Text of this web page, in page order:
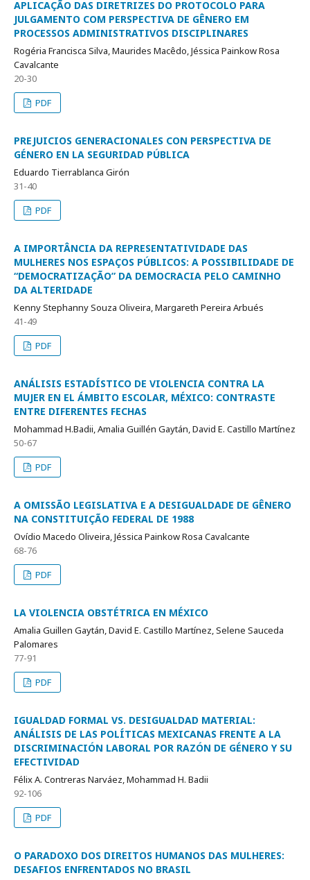
APLICAÇÃO DAS DIRETRIZES DO PROTOCOLO PARA
JULGAMENTO COM PERSPECTIVA DE GÊNERO EM
PROCESSOS ADMINISTRATIVOS DISCIPLINARES
Rogéria Francisca Silva, Maurides Macêdo, Jéssica Painkow Rosa
Cavalcante
20-30
PDF
PREJUICIOS GENERACIONALES CON PERSPECTIVA DE
GÉNERO EN LA SEGURIDAD PÚBLICA
Eduardo Tierrablanca Girón
31-40
PDF
A IMPORTÂNCIA DA REPRESENTATIVIDADE DAS
MULHERES NOS ESPAÇOS PÚBLICOS: A POSSIBILIDADE DE
“DEMOCRATIZAÇÃO” DA DEMOCRACIA PELO CAMINHO
DA ALTERIDADE
Kenny Stephanny Souza Oliveira, Margareth Pereira Arbués
41-49
PDF
ANÁLISIS ESTADÍSTICO DE VIOLENCIA CONTRA LA
MUJER EN EL ÁMBITO ESCOLAR, MÉXICO: CONTRASTE
ENTRE DIFERENTES FECHAS
Mohammad H.Badii, Amalia Guillén Gaytán, David E. Castillo Martínez
50-67
PDF
A OMISSÃO LEGISLATIVA E A DESIGUALDADE DE GÊNERO
NA CONSTITUIÇÃO FEDERAL DE 1988
Ovídio Macedo Oliveira, Jéssica Painkow Rosa Cavalcante
68-76
PDF
LA VIOLENCIA OBSTÉTRICA EN MÉXICO
Amalia Guillen Gaytán, David E. Castillo Martínez, Selene Sauceda
Palomares
77-91
PDF
IGUALDAD FORMAL VS. DESIGUALDAD MATERIAL:
ANÁLISIS DE LAS POLÍTICAS MEXICANAS FRENTE A LA
DISCRIMINACIÓN LABORAL POR RAZÓN DE GÉNERO Y SU
EFECTIVIDAD
Félix A. Contreras Narváez, Mohammad H. Badii
92-106
PDF
O PARADOXO DOS DIREITOS HUMANOS DAS MULHERES:
DESAFIOS ENFRENTADOS NO BRASIL